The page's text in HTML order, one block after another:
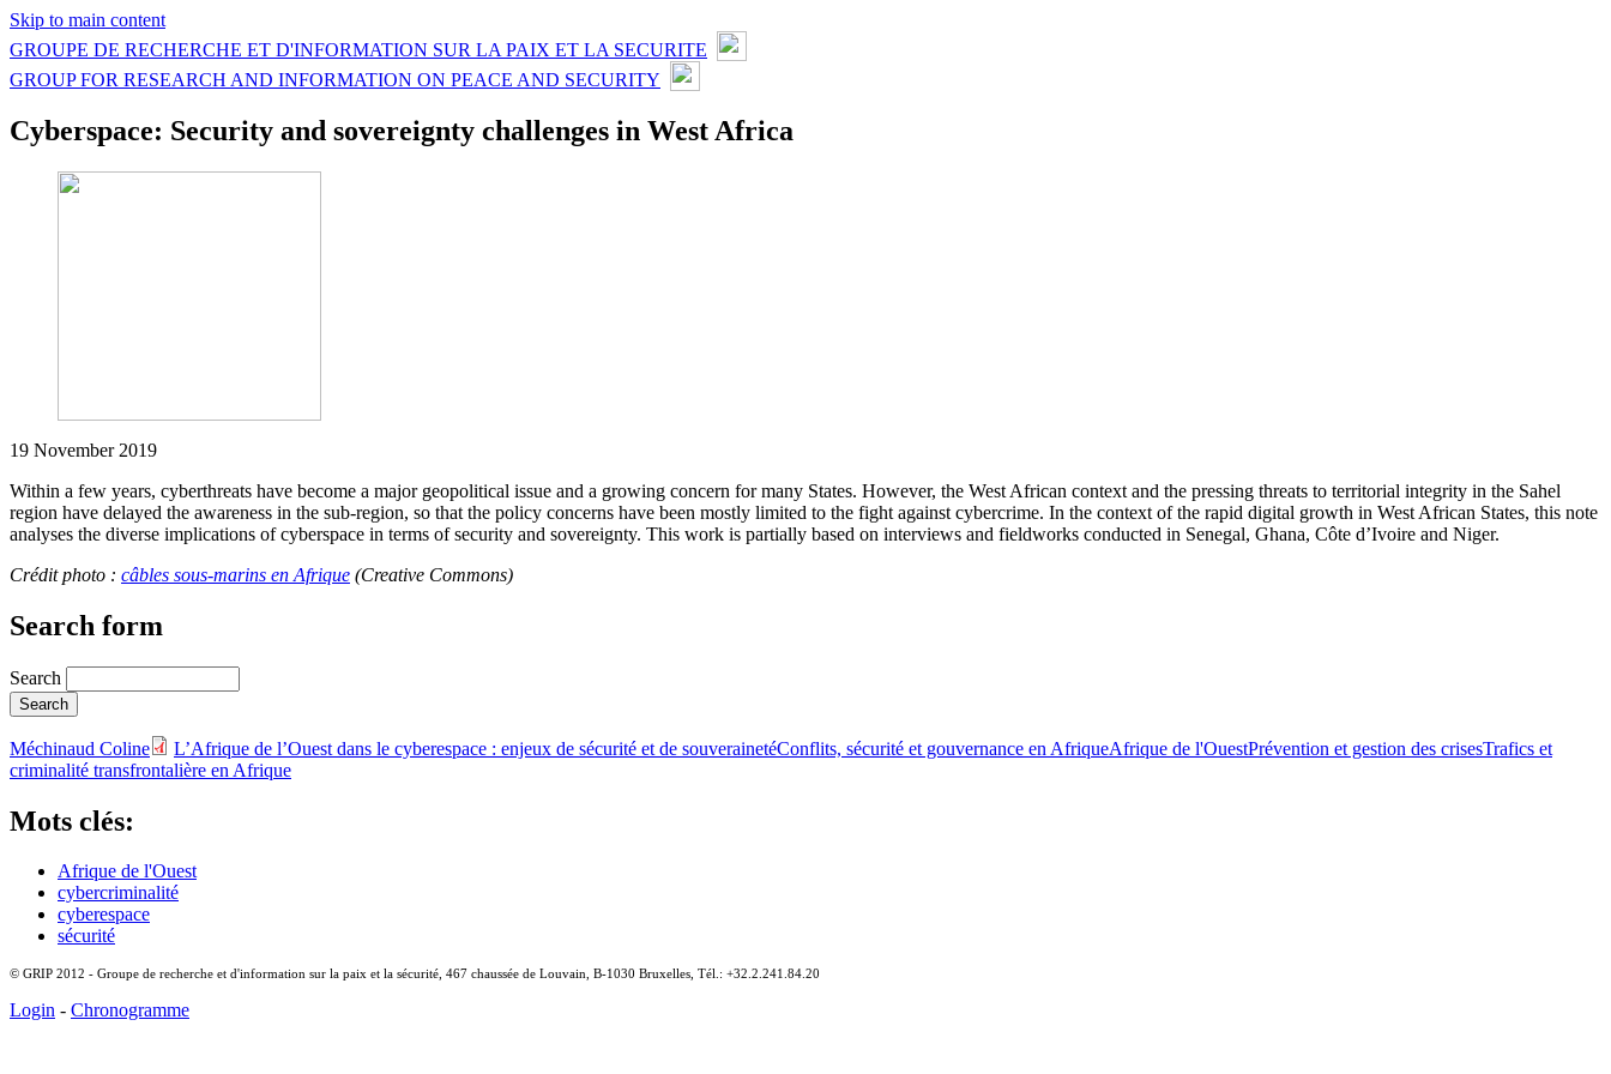
Skip to main content
GROUPE DE RECHERCHE ET D'INFORMATION SUR LA PAIX ET LA SECURITE
GROUP FOR RESEARCH AND INFORMATION ON PEACE AND SECURITY
Cyberspace: Security and sovereignty challenges in West Africa
19 November 2019
Within a few years, cyberthreats have become a major geopolitical issue and a growing concern for many States. However, the West African context and the pressing threats to territorial integrity in the Sahel
region have delayed the awareness in the sub-region, so that the policy concerns have been mostly limited to the fight against cybercrime. In the context of the rapid digital growth in West African States, this note
analyses the diverse implications of cyberspace in terms of security and sovereignty. This work is partially based on interviews and fieldworks conducted in Senegal, Ghana, Côte d’Ivoire and Niger.
Crédit photo : câbles sous-marins en Afrique (Creative Commons)
Search form
Search
Méchinaud Coline L’Afrique de l’Ouest dans le cyberespace : enjeux de sécurité et de souverainetéConflits, sécurité et gouvernance en AfriqueAfrique de l'OuestPrévention et gestion des crisesTrafics et
criminalité transfrontalière en Afrique
Mots clés:
Afrique de l'Ouest
cybercriminalité
cyberespace
sécurité
© GRIP 2012 - Groupe de recherche et d'information sur la paix et la sécurité, 467 chaussée de Louvain, B-1030 Bruxelles, Tél.: +32.2.241.84.20
Login - Chronogramme